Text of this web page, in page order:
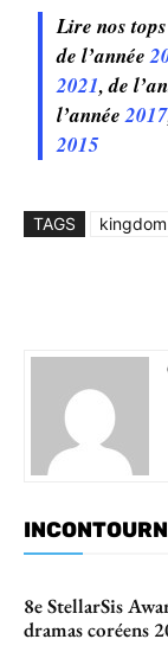
Lire nos
de l’année
2021, de
l’année2017
2015
TAGS kingdom
8e StellarSis
dramas coréens